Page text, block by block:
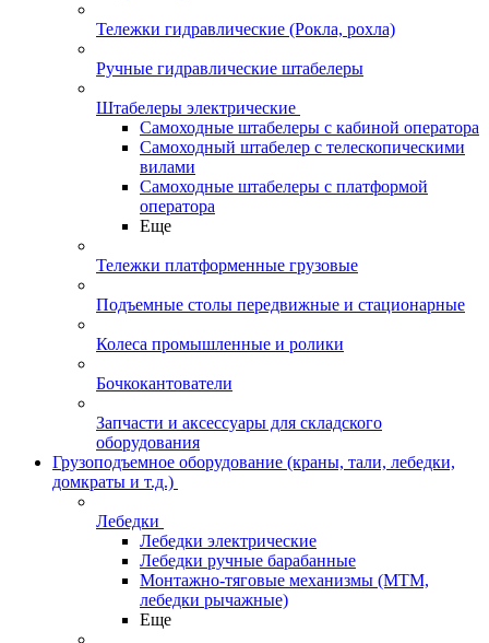
Тележки гидравлические (Рокла, рохла)
Ручные гидравлические штабелеры
Штабелеры электрические
Самоходные штабелеры с кабиной оператора
Самоходный штабелер с телескопическими
вилами
Самоходные штабелеры с платформой
оператора
Еще
Тележки платформенные грузовые
Подъемные столы передвижные и стационарные
Колеса промышленные и ролики
Бочкокантователи
Запчасти и аксессуары для складского
оборудования
Грузоподъемное оборудование (краны, тали, лебедки,
домкраты и т.д.)
Лебедки
Лебедки электрические
Лебедки ручные барабанные
Монтажно-тяговые механизмы (МТМ,
лебедки рычажные)
Еще